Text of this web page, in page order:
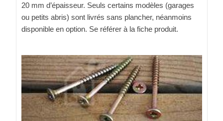
20 mm d’épaisseur. Seuls certains modèles (garages
ou petits abris) sont livrés sans plancher, néanmoins
disponible en option. Se référer à la fiche produit.